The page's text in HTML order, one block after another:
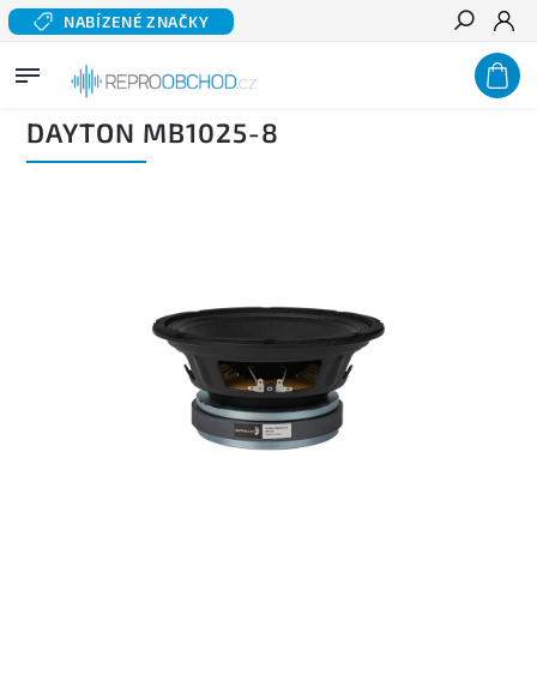
NABÍZENÉ ZNAČKY
Hledat
Domů/ Domácí audio/Komponentní reproduktory hi-fi
Basové a středobasové
reproduktory/DAYTON MB1025-8
DAYTON MB1025-8